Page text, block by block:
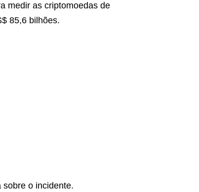
medir as criptomoedas de
85,6 bilhões.
o incidente.